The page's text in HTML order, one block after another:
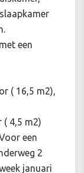
een
( 16,5 m2),
4,5 m2)
een
2
januari